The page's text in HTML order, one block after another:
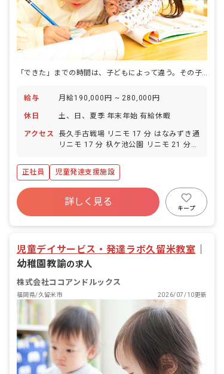
「できた」までの時間は、子どもによって違う。その子のペースに寄り添う児童発達支援の仕事です。
給与 月給190,000円 ~ 280,000円
休日 土、日、夏季 年末年始 有給休暇
アクセス
長久手古戦場 リニモ 17 分 はなみずき通
リニモ 17 分 杁ケ池公園 リニモ 21 分
正社員
児童発達支援施設
詳しく見る
キープ
児童デイサービス・発達ラボ久留米教室
幼稚園教諭の求人
株式会社ココアンドルックス
福岡県/久留米市 2026/07/10更新